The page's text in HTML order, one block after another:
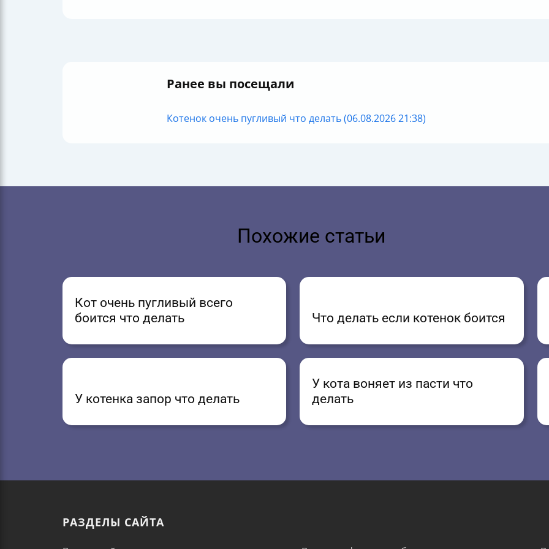
Ранее вы посещали
Котенок очень пугливый что делать (06.08.2026 21:38)
Похожие статьи
Кот очень пугливый всего
боится что делать
Что делать если котенок боится
У котенка запор что делать
У кота воняет из пасти что
делать
РАЗДЕЛЫ САЙТА